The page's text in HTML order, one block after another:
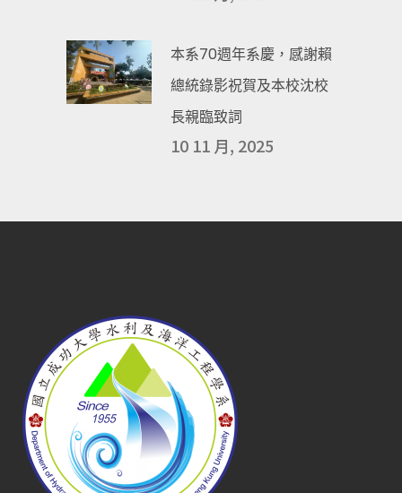
本系70週年系慶，感謝賴
總統錄影祝賀及本校沈校
長親臨致詞
10 11 月, 2025